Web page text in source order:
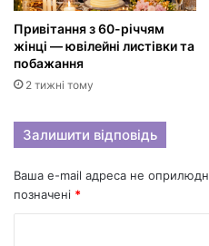
Привітання з 60-річчям
жінці — ювілейні листівки та
побажання
2 тижні тому
Залишити відповідь
Ваша e-mail адреса не
позначені *